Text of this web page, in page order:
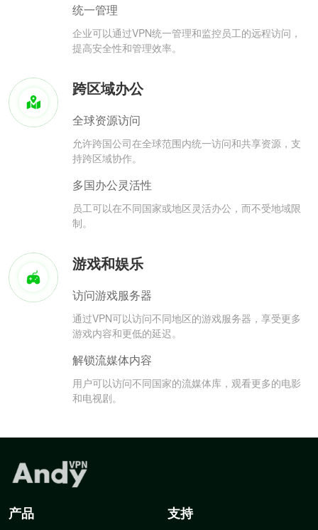
统一管理
企业可以通过VPN统一管理和监控员工的远程访问，
提高安全性和管理效率。
跨区域办公
全球资源访问
允许跨国公司在全球范围内统一访问和共享资源，支
持跨区域协作。
多国办公灵活性
员工可以在不同国家或地区灵活办公，而不受地域限
制。
游戏和娱乐
访问游戏服务器
通过VPN可以访问不同地区的游戏服务器，享受更多
游戏内容和更低的延迟。
解锁流媒体内容
用户可以访问不同国家的流媒体库，观看更多的电影
和电视剧。
产品 支持